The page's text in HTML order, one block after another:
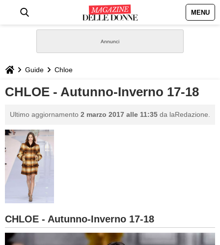
MENU
STILE
BIOGRAFIE
DEFINIZIONI
GASTRONOMIA
CAPELLI
BAMBINO
Guide Chloe
CHLOE - Autunno-Inverno 17-18
Ultimo aggiornamento 2 marzo 2017 alle 11:35 da laRedazione.
CHLOE - Autunno-Inverno 17-18